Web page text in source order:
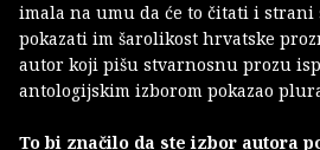
imala na umu da će to čitati i
pokazati im šarolikost hrvatske
autor koji pišu stvarnosnu prozu
antologijskim izborom pokazao
To bi značilo da ste izbor autora